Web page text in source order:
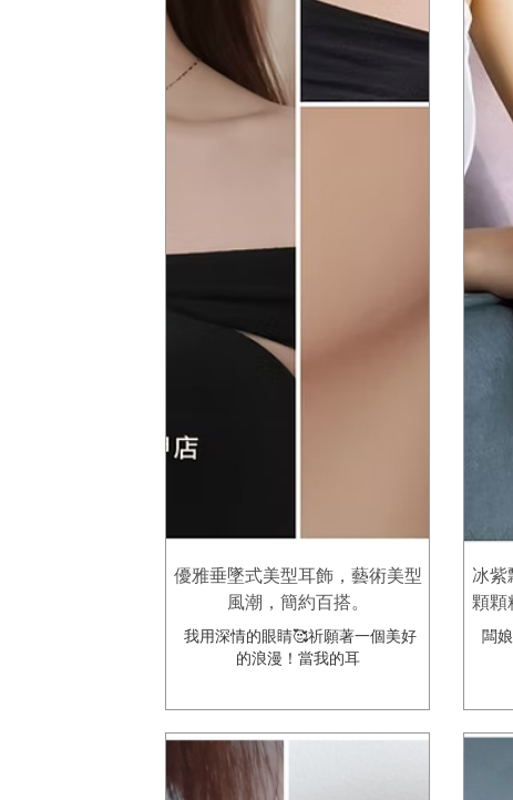
優雅垂墜式美型耳飾，藝術美型
風潮，簡約百搭。
我用深情的眼睛🥰祈願著一個美好
的浪漫！當我的耳
冰紫
顆顆
闆